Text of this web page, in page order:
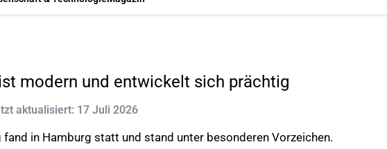
modern und entwickelt sich prächtig
aktualisiert: 17 Juli 2026
in Hamburg statt und stand unter besonderen Vorzeichen.